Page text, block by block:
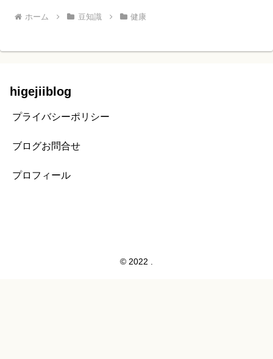
ホーム 豆知識 健康
higejiiblog
プライバシーポリシー
ブログお問合せ
プロフィール
© 2022 .